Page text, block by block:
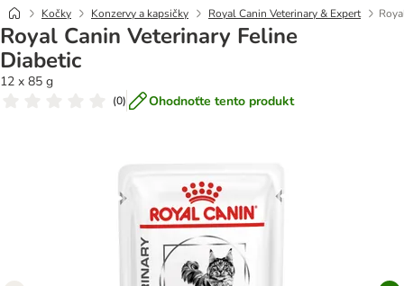
Kočky Konzervy a kapsičky Royal Canin Veterinary & Expert
Royal Canin Veterinary Feline
Diabetic
12 x 85 g
(0) Ohodnoťte tento produkt